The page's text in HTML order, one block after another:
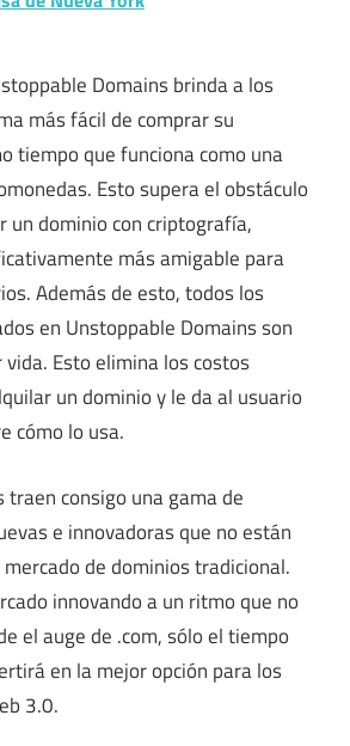
Domains brinda a los
más fácil de comprar su
tiempo que funciona como una
Esto supera el obstáculo
un dominio con criptografía,
más amigable para
Además de esto, todos los
en Unstoppable Domains son
Esto elimina los costos
un dominio y le da al usuario
cómo lo usa.
traen consigo una gama de
e innovadoras que no están
de dominios tradicional.
innovando a un ritmo que no
el auge de .com, sólo el tiempo
en la mejor opción para los
3.0.